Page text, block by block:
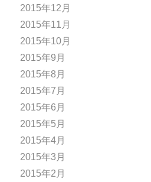
2015年12月
2015年11月
2015年10月
2015年9月
2015年8月
2015年7月
2015年6月
2015年5月
2015年4月
2015年3月
2015年2月